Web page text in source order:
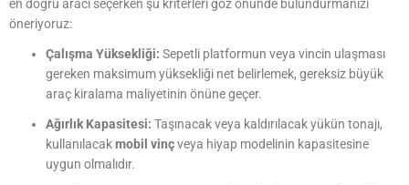
en doğru aracı seçerken şu kriterleri göz önünde bulundurmanızı
öneriyoruz:
Çalışma Yüksekliği: Sepetli platformun veya vincin ulaşması
gereken maksimum yüksekliği net belirlemek, gereksiz büyük
araç kiralama maliyetinin önüne geçer.
Ağırlık Kapasitesi: Taşınacak veya kaldırılacak yükün tonajı,
kullanılacakmobil vinçveya hiyap modelinin kapasitesine
uygun olmalıdır.